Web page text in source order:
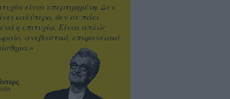
είναι υπερτιμημένη. Δεν
καλύτερο, δεν σε πάει
η επιτυχία. Είναι απλώς
ανεβαστικό, επιφανειακό